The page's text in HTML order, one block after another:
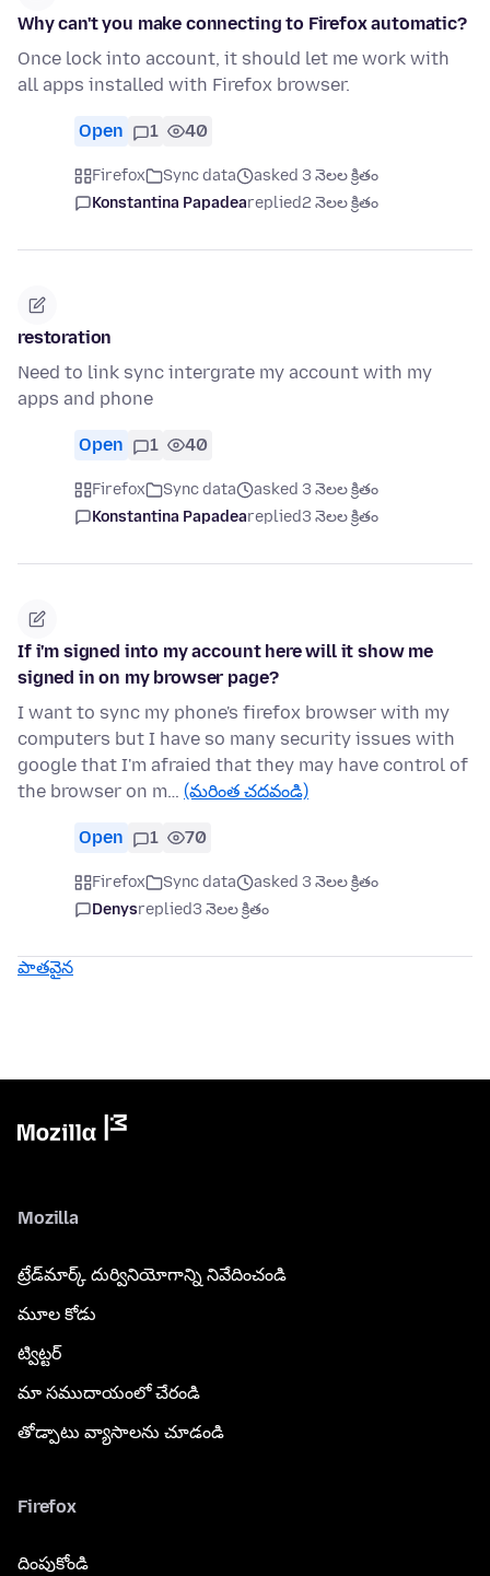
Why can't you make connecting to Firefox automatic?
Once lock into account, it should let me work with
all apps installed with Firefox browser.
Open 1 40
Firefox Sync data
asked 3 నెలల క్రితం
Konstantina Papadeareplied2 నెలల క్రితం
restoration
Need to link sync intergrate my account with my
apps and phone
Open 1 40
Firefox Sync data
asked 3 నెలల క్రితం
Konstantina Papadeareplied3 నెలల క్రితం
If i'm signed into my account here will it show me
signed in on my browser page?
I want to sync my phone's firefox browser with my
computers but I have so many security issues with
google that I'm afraied that they may have control of
the browser on m… (మరింత చదవండి)
Open 1 70
Firefox Sync data
asked 3 నెలల క్రితం
Denysreplied3 నెలల క్రితం
పాతవైన
Mozilla
ట్రేడ్‌మార్క్ దుర్వినియోగాన్ని నివేదించండి
మూల కోడు
ట్విట్టర్
మా సముదాయంలో చేరండి
తోడ్పాటు వ్యాసాలను చూడండి
Firefox
దింపుకోండి